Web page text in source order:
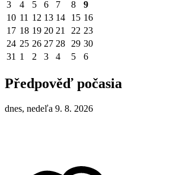
3 4 5 6 7 8
9
10 11 12 13 14 15 16
17 18 19 20 21 22 23
24 25 26 27 28 29 30
31 1 2 3 4 5 6
Předpověď počasia
dnes, nedeľa 9. 8. 2026